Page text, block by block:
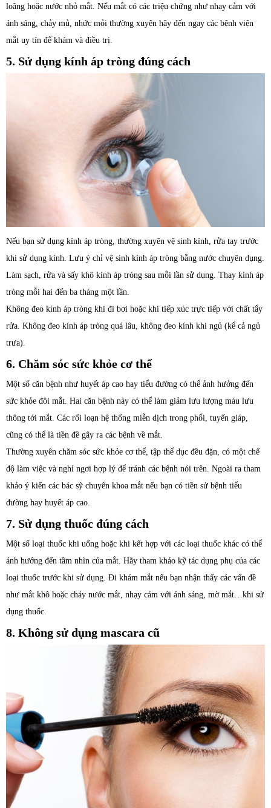
loãng hoặc nước nhỏ mắt. Nếu mắt có các triệu chứng như nhạy cảm với
ánh sáng, chảy mủ, nhức mỏi thường xuyên hãy đến ngay các bệnh viện
mắt uy tín để khám và điều trị.
5. Sử dụng kính áp tròng đúng cách
Nếu bạn sử dụng kính áp tròng, thường xuyên vệ sinh kính, rửa tay trước
khi sử dụng kính. Lưu ý chỉ vệ sinh kính áp tròng bằng nước chuyên dụng.
Làm sạch, rửa và sấy khô kính áp tròng sau mỗi lần sử dụng. Thay kính áp
tròng mỗi hai đến ba tháng một lần.
Không đeo kính áp tròng khi đi bơi hoặc khi tiếp xúc trực tiếp với chất tẩy
rửa. Không đeo kính áp tròng quá lâu, không đeo kính khi ngủ (kể cả ngủ
trưa).
6. Chăm sóc sức khỏe cơ thể
Một số căn bệnh như huyết áp cao hay tiểu đường có thể ảnh hưởng đến
sức khỏe đôi mắt. Hai căn bệnh này có thể làm giảm lưu lượng máu lưu
thông tới mắt. Các rối loạn hệ thống miễn dịch trong phổi, tuyến giáp,
cũng có thể là tiền đề gây ra các bệnh về mắt.
Thường xuyên chăm sóc sức khỏe cơ thể, tập thể dục đều đặn, có một chế
độ làm việc và nghỉ ngơi hợp lý để tránh các bệnh nói trên. Ngoài ra tham
khảo ý kiến các bác sỹ chuyên khoa mắt nếu bạn có tiền sử bệnh tiểu
đường hay huyết áp cao.
7. Sử dụng thuốc đúng cách
Một số loại thuốc khi uống hoặc khi kết hợp với các loại thuốc khác có thể
ảnh hưởng đến tầm nhìn của mắt. Hãy tham khảo kỹ tác dụng phụ của các
loại thuốc trước khi sử dụng. Đi khám mắt nếu bạn nhận thấy các vấn đề
như mắt khô hoặc chảy nước mắt, nhạy cảm với ánh sáng, mờ mắt…khi sử
dụng thuốc.
8. Không sử dụng mascara cũ